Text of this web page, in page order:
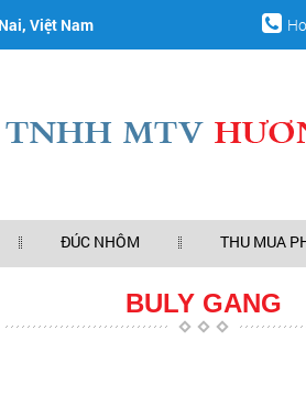
Việt Nam
ĐÚC NHÔM THU MUA
BULY GANG